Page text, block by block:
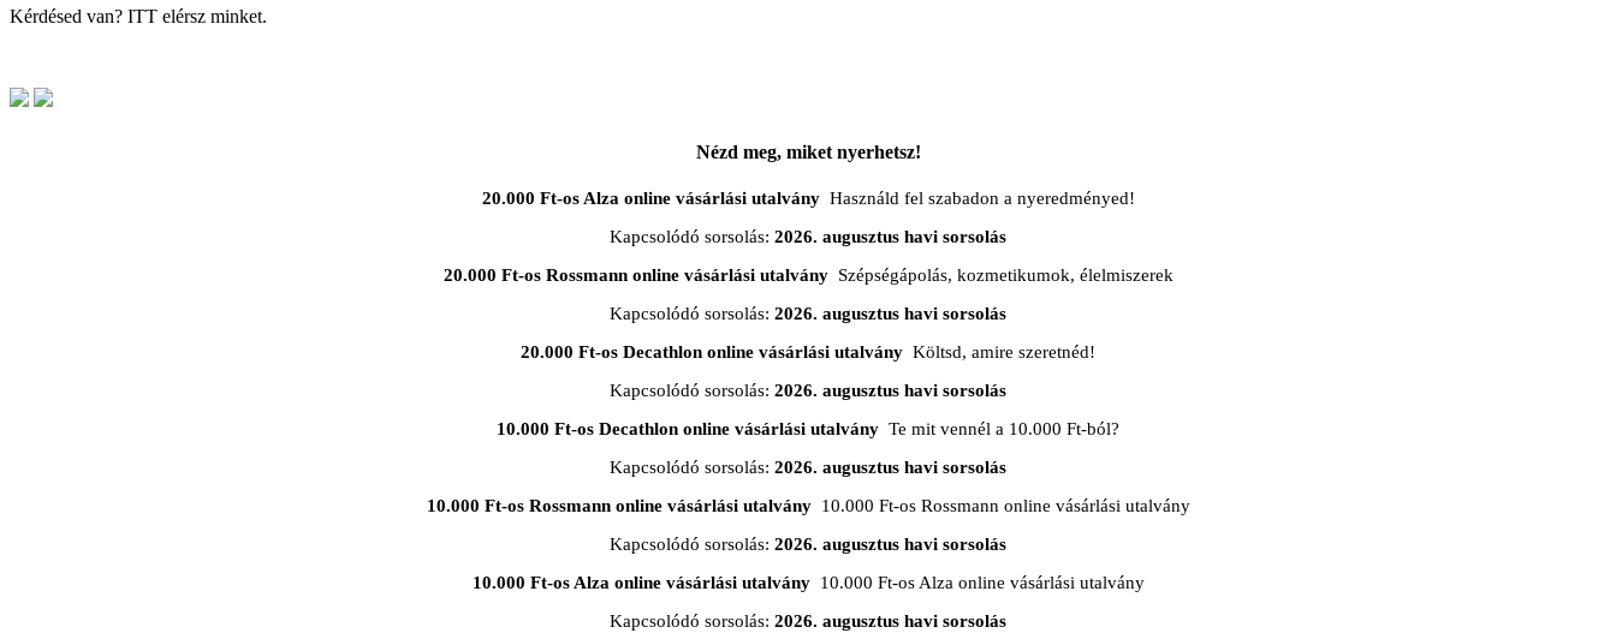
Kérdésed van? ITT elérsz minket.
Nézd meg, miket nyerhetsz!
20.000 Ft-os Alza online vásárlási utalványHasználd fel szabadon a nyeredményed!
Kapcsolódó sorsolás: 2026. augusztus havi sorsolás
20.000 Ft-os Rossmann online vásárlási utalványSzépségápolás, kozmetikumok, élelmiszerek
Kapcsolódó sorsolás: 2026. augusztus havi sorsolás
20.000 Ft-os Decathlon online vásárlási utalvány Költsd, amire szeretnéd!
Kapcsolódó sorsolás: 2026. augusztus havi sorsolás
10.000 Ft-os Decathlon online vásárlási utalvány Te mit vennél a 10.000 Ft-ból?
Kapcsolódó sorsolás: 2026. augusztus havi sorsolás
10.000 Ft-os Rossmann online vásárlási utalvány10.000 Ft-os Rossmann online vásárlási utalvány
Kapcsolódó sorsolás: 2026. augusztus havi sorsolás
10.000 Ft-os Alza online vásárlási utalvány10.000 Ft-os Alza online vásárlási utalvány
Kapcsolódó sorsolás: 2026. augusztus havi sorsolás